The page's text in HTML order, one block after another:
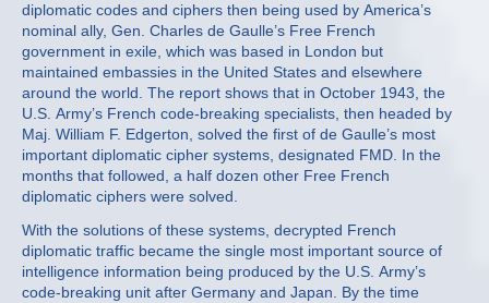
diplomatic codes and ciphers then being used by America’s
nominal ally, Gen. Charles de Gaulle’s Free French
government in exile, which was based in London but
maintained embassies in the United States and elsewhere
around the world. The report shows that in October 1943, the
U.S. Army’s French code-breaking specialists, then headed by
Maj. William F. Edgerton, solved the first of de Gaulle’s most
important diplomatic cipher systems, designated FMD. In the
months that followed, a half dozen other Free French
diplomatic ciphers were solved.
With the solutions of these systems, decrypted French
diplomatic traffic became the single most important source of
intelligence information being produced by the U.S. Army’s
code-breaking unit after Germany and Japan. By the time